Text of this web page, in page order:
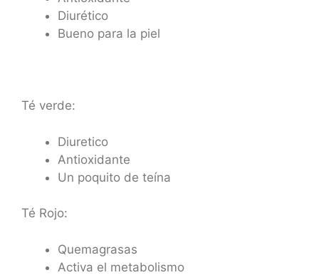
Diurético
Bueno para la piel
Té verde:
Diuretico
Antioxidante
Un poquito de teína
Té Rojo:
Quemagrasas
Activa el metabolismo